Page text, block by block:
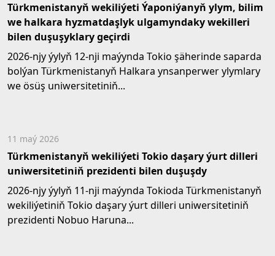
Türkmenistanyň wekiliýeti Ýaponiýanyň ylym, bilim
we halkara hyzmatdaşlyk ulgamyndaky wekilleri
bilen duşuşyklary geçirdi
2026-njy ýylyň 12-nji maýynda Tokio şäherinde saparda
bolýan Türkmenistanyň Halkara ynsanperwer ylymlary
we ösüş uniwersitetiniň...
11 maý 2026
Türkmenistanyň wekiliýeti Tokio daşary ýurt dilleri
uniwersitetiniň prezidenti bilen duşuşdy
2026-njy ýylyň 11-nji maýynda Tokioda Türkmenistanyň
wekiliýetiniň Tokio daşary ýurt dilleri uniwersitetiniň
prezidenti Nobuo Haruna...